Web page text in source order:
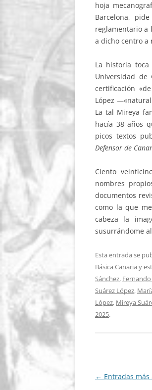
hoja
Barcelona,
reglamentario a
a dicho centro a
La historia
Universidad
certificación
López
La tal Mireya
hacía 38 años
picos textos
Defensor de
Ciento
nombres
documentos
como la que
cabeza la
susurrándome
Esta entrada se
Básica Canaria y
Sánchez,
Suárez López,
López, Mireya
2025.
Navegación
← Entradas más